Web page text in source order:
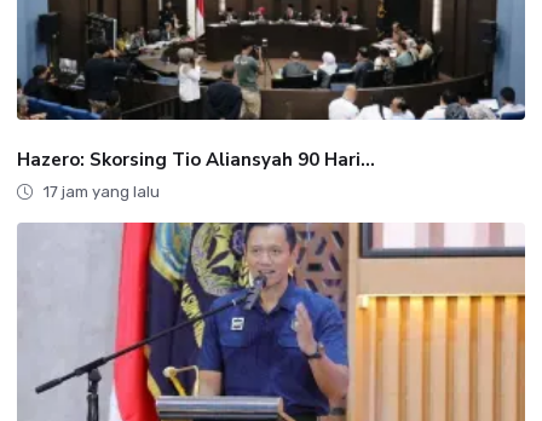
Hazero: Skorsing Tio Aliansyah 90 Hari...
17 jam yang lalu